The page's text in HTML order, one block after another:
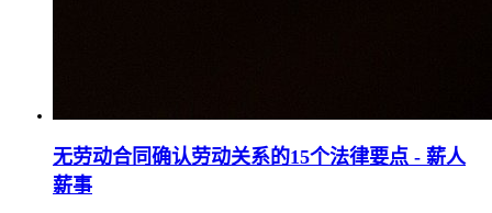
无劳动合同确认劳动关系的15个法律要点 - 薪人
薪事